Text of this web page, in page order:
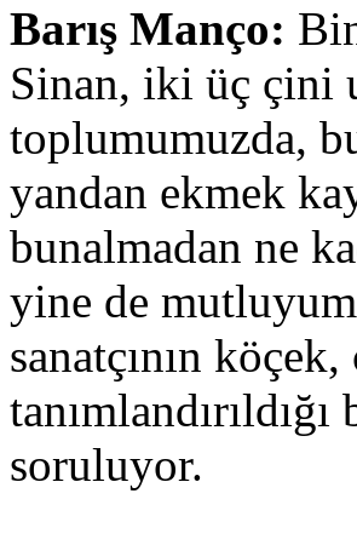
Barış Manço:
Sinan, iki üç çini
toplumumuzda,
yandan ekmek
bunalmadan ne
yine de
sanatçının
soruluyor.